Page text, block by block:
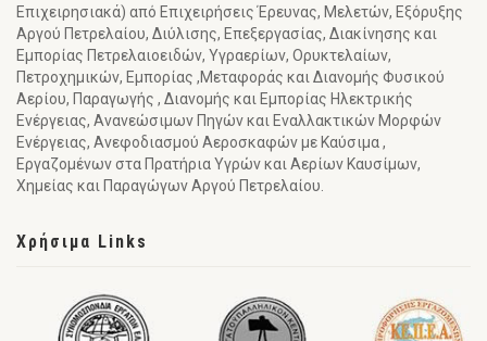
Επιχειρησιακά) από Επιχειρήσεις Έρευνας, Μελετών, Εξόρυξης
Αργού Πετρελαίου, Διύλισης, Επεξεργασίας, Διακίνησης και
Εμπορίας Πετρελαιοειδών, Υγραερίων, Ορυκτελαίων,
Πετροχημικών, Εμπορίας ,Μεταφοράς και Διανομής Φυσικού
Αερίου, Παραγωγής , Διανομής και Εμπορίας Ηλεκτρικής
Ενέργειας, Ανανεώσιμων Πηγών και Εναλλακτικών Μορφών
Ενέργειας, Ανεφοδιασμού Αεροσκαφών με Καύσιμα ,
Εργαζομένων στα Πρατήρια Υγρών και Αερίων Καυσίμων,
Χημείας και Παραγώγων Αργού Πετρελαίου.
Χρήσιμα Links